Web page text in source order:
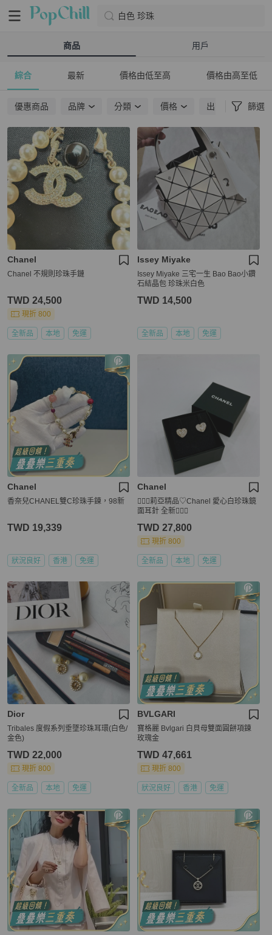
白色 珍珠
商品 用戶
綜合 最新 價格由低至高 價格由高至低
優惠商品 品牌 分類 價格 出貨地點 篩選
Chanel
Chanel 不規則珍珠手鏈
TWD 24,500
現折 800
全新品 本地 免運
Issey Miyake
Issey Miyake 三宅一生 Bao Bao小鑽
石結晶包 珍珠米白色
TWD 14,500
全新品 本地 免運
Chanel
香奈兒CHANEL雙C珍珠手鍊，98新
TWD 19,339
狀況良好 香港 免運
Chanel
🧚🏻‍♀️莉亞精品♡Chanel 愛心白珍珠鏡
面耳針 全新🧚🏻‍♀️
TWD 27,800
現折 800
全新品 本地 免運
Dior
Tribales 度假系列垂墜珍珠耳環(白色/
金色)
TWD 22,000
現折 800
全新品 本地 免運
BVLGARI
寶格麗 Bvlgari 白貝母雙面圓餅項鍊
玫瑰金
TWD 47,661
現折 800
狀況良好 香港 免運